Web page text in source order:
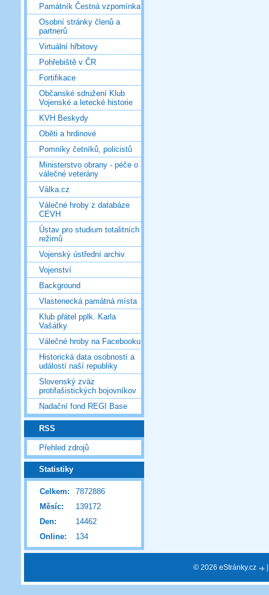
Památník Čestná vzpomínka
Osobní stránky členů a
partnerů
Virtuální hřbitovy
Pohřebiště v ČR
Fortifikace
Občanské sdružení Klub
Vojenské a letecké historie
KVH Beskydy
Oběti a hrdinové
Pomníky četníků, policistů
Ministerstvo obrany - péče o
válečné veterány
Válka.cz
Válečné hroby z databáze
CEVH
Ústav pro studium totalitních
režimů
Vojenský ústřední archiv
Vojenství
Background
Vlastenecká památná místa
Klub přátel pplk. Karla
Vašátky
Válečné hroby na Facebooku
Historická data osobností a
událostí naší republiky
Slovenský zväz
protifašistických bojovníkov
Nadační fond REGI Base
RSS
Přehled zdrojů
Statistiky
Online: 134
Celkem:
7872886
Měsíc:
139172
Den:
14462
© 2026 eStránky.cz